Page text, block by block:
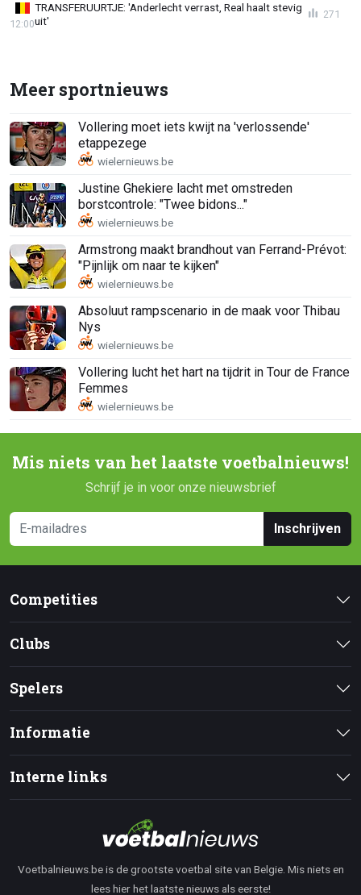
TRANSFERUURTJE: 'Anderlecht verrast, Real haalt stevig
uit'
12:00
271
Meer sportnieuws
Vollering moet iets kwijt na 'verlossende'
etappezege
Justine Ghekiere lacht met omstreden
borstcontrole: "Twee bidons..."
Armstrong maakt brandhout van Ferrand-Prévot:
"Pijnlijk om naar te kijken"
Absoluut rampscenario in de maak voor Thibau
Nys
Vollering lucht het hart na tijdrit in Tour de France
Femmes
Mis niets van het laatste voetbalnieuws!
Schrijf je in voor onze nieuwsbrief
Inschrijven
Competities
Clubs
Spelers
Informatie
Interne links
Voetbalnieuws.be is de grootste voetbal site van Belgie. Mis niets en
lees hier het laatste nieuws als eerste!